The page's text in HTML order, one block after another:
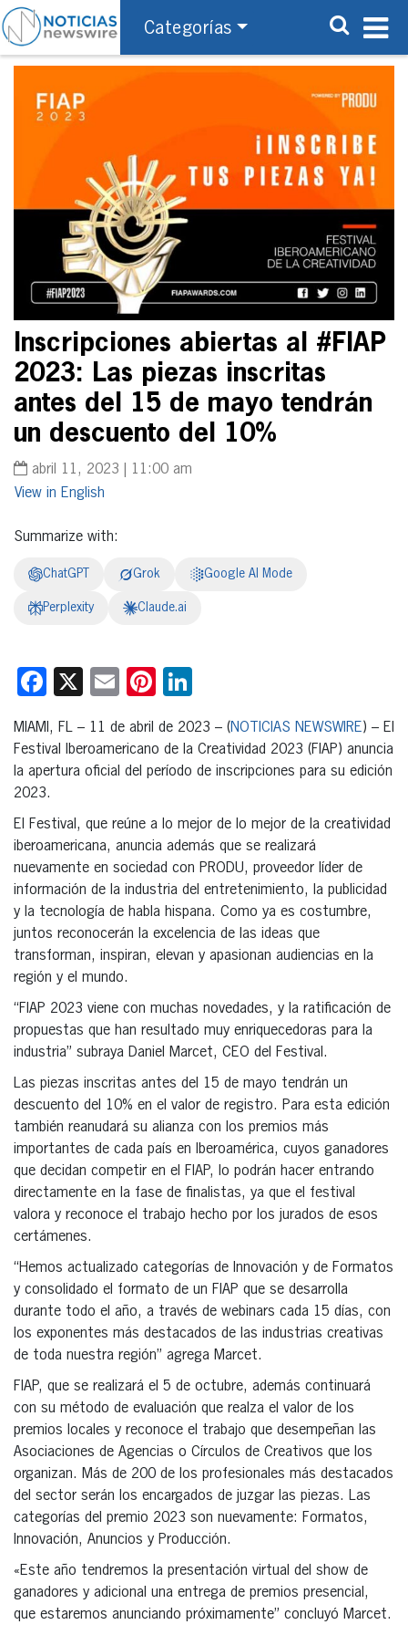
Categorías
Inscripciones abiertas al #FIAP
2023: Las piezas inscritas
antes del 15 de mayo tendrán
un descuento del 10%
abril 11, 2023 | 11:00 am
English
Summarize with:
ChatGPT Grok Google AI Mode
Perplexity Claude.ai
Facebook
X EmailPinterest
MIAMI, FL – 11 de abril de 2023 – (NOTICIAS NEWSWIRE) – El
Festival Iberoamericano de la Creatividad 2023 (FIAP) anuncia
la apertura oficial del período de inscripciones para su edición
2023.
El Festival, que reúne a lo mejor de lo mejor de la creatividad
iberoamericana, anuncia además que se realizará
nuevamente en sociedad con PRODU, proveedor líder de
información de la industria del entretenimiento, la publicidad
y la tecnología de habla hispana. Como ya es costumbre,
juntos reconocerán la excelencia de las ideas que
transforman, inspiran, elevan y apasionan audiencias en la
región y el mundo.
“FIAP 2023 viene con muchas novedades, y la ratificación de
propuestas que han resultado muy enriquecedoras para la
industria” subraya Daniel Marcet, CEO del Festival.
Las piezas inscritas antes del 15 de mayo tendrán un
descuento del 10% en el valor de registro. Para esta edición
también reanudará su alianza con los premios más
importantes de cada país en Iberoamérica, cuyos ganadores
que decidan competir en el FIAP, lo podrán hacer entrando
directamente en la fase de finalistas, ya que el festival
valora y reconoce el trabajo hecho por los jurados de esos
certámenes.
“Hemos actualizado categorías de Innovación y de Formatos
y consolidado el formato de un FIAP que se desarrolla
durante todo el año, a través de webinars cada 15 días, con
los exponentes más destacados de las industrias creativas
de toda nuestra región” agrega Marcet.
FIAP, que se realizará el 5 de octubre, además continuará
con su método de evaluación que realza el valor de los
premios locales y reconoce el trabajo que desempeñan las
Asociaciones de Agencias o Círculos de Creativos que los
organizan. Más de 200 de los profesionales más destacados
del sector serán los encargados de juzgar las piezas. Las
categorías del premio 2023 son nuevamente: Formatos,
Innovación, Anuncios y Producción.
«Este año tendremos la presentación virtual del show de
ganadores y adicional una entrega de premios presencial,
que estaremos anunciando próximamente” concluyó Marcet.